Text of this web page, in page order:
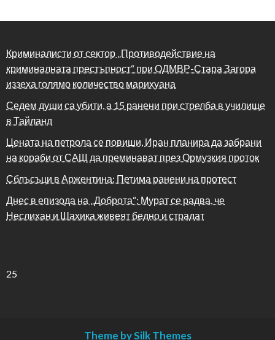
Криминалисти от сектор „Противодействие на
криминалната престъпност“ при ОДМВР-Стара Загора
иззеха голямо количество марихуана
Седем души са убити, а 15 ранени при стрелба в училище
в Тайланд
Цената на петрола се повиши, Иран планира да забрани
на кораби от САЩ да преминават през Ормузкия проток
Сблъсъци в Аржентина: Петима ранени на протест
Днес в епизода на „Доброта“: Мурат се радва, че
Неслихан и Шахика живеят бедно и страдат
25
Theme by Silk Themes